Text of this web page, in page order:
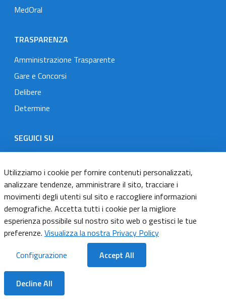
Dentro la Sezione
MedOral
TRASPARENZA
Amministrazione Trasparente
Gare e Concorsi
Delibere
Determine
SEGUICI SU
Designers Italia
TwitterInstagramYoutubeLinkedin
Dichiarazione di accessibilità
Informativa cookie
Note legali
Servizi Applicativi
Utilizziamo i cookie per fornire contenuti personalizzati,
analizzare tendenze, amministrare il sito, tracciare i
movimenti degli utenti sul sito e raccogliere informazioni
demografiche. Accetta tutti i cookie per la migliore
esperienza possibile sul nostro sito web o gestisci le tue
preferenze. Visualizza la nostra Privacy Policy
Configurazione
Accept All
Decline All